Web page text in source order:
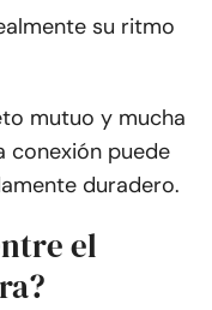
su ritmo
mutuo y mucha
conexión puede
duradero.
el